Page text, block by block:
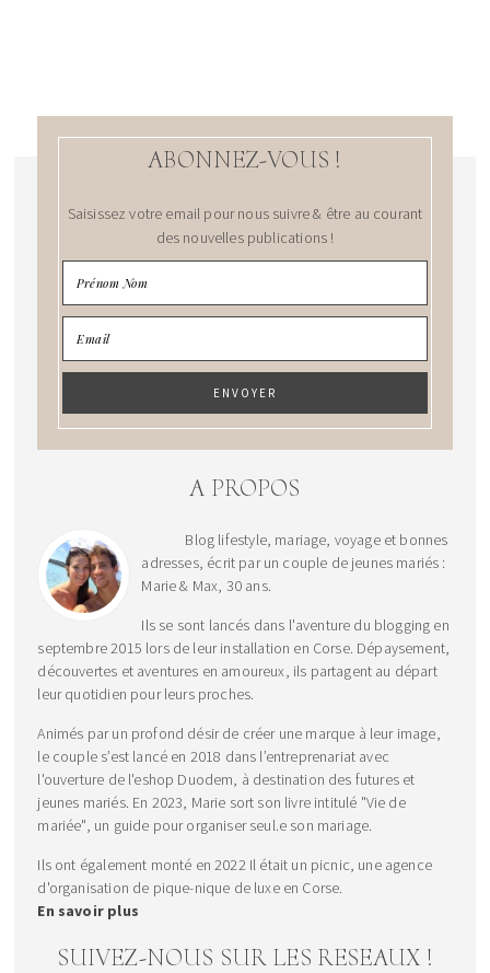
ABONNEZ-VOUS !
Saisissez votre email pour nous suivre & être au courant
des nouvelles publications !
A PROPOS
Blog lifestyle, mariage, voyage et bonnes
adresses, écrit par un couple de jeunes mariés :
Marie & Max, 30 ans.
Ils se sont lancés dans l'aventure du blogging en
septembre 2015 lors de leur installation en Corse. Dépaysement,
découvertes et aventures en amoureux, ils partagent au départ
leur quotidien pour leurs proches.
Animés par un profond désir de créer une marque à leur image,
le couple s’est lancé en 2018 dans l’entreprenariat avec
l'ouverture de l'eshop Duodem, à destination des futures et
jeunes mariés. En 2023, Marie sort son livre intitulé "Vie de
mariée", un guide pour organiser seul.e son mariage.
Ils ont également monté en 2022 Il était un picnic, une agence
d'organisation de pique-nique de luxe en Corse.
En savoir plus
SUIVEZ-NOUS SUR LES RESEAUX !